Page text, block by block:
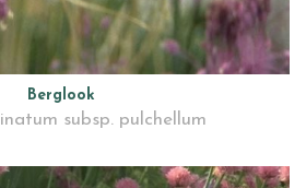
Berglook
subsp. pulchellum